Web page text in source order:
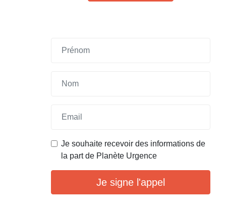
Je souhaite recevoir des informations de
la part de Planète Urgence
Je signe l'appel